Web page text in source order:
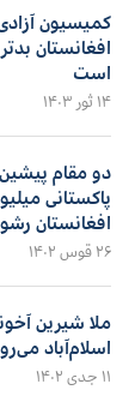
کمیسیون
افغانستان
است
۱۴ ثور ۱۴۰۳
دو مقام
پاکستانی
افغانستان
۲۶ قوس ۱۴۰۲
ملا شیرین
اسلام‌آباد
۱۱ جدی ۱۴۰۲